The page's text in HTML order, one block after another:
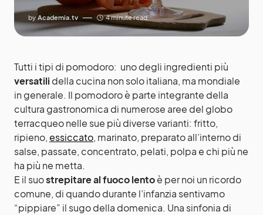
by Academia.tv 4 minute read
Tutti i tipi di pomodoro: uno degli ingredienti più
versatili della cucina non solo italiana, ma mondiale
in generale. Il pomodoro è parte integrante della
cultura gastronomica di numerose aree del globo
terracqueo nelle sue più diverse varianti: fritto,
ripieno,essiccato, marinato, preparato all’interno di
salse, passate, concentrato, pelati, polpa e chi più ne
ha più ne metta.
E il suostrepitare al fuoco lentoè per noi un ricordo
comune, di quando durante l’infanzia sentivamo
“pippiare” il sugo della domenica. Una sinfonia di